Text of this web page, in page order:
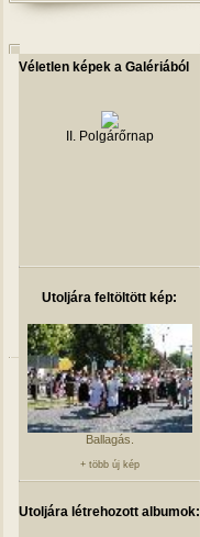
Véletlen képek a Galériából
II. Polgárőrnap
Utoljára feltöltött kép:
Ballagás.
+ több új kép
Utoljára létrehozott albumok: